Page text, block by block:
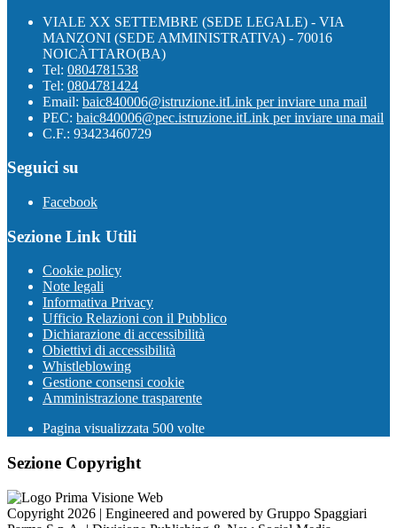
VIALE XX SETTEMBRE (SEDE LEGALE) - VIA
MANZONI (SEDE AMMINISTRATIVA) - 70016
NOICÀTTARO(BA)
Tel: 0804781538
Tel: 0804781424
Email: baic840006@istruzione.itLink per inviare una mail
PEC: baic840006@pec.istruzione.itLink per inviare una mail
C.F.: 93423460729
Seguici su
Facebook
Sezione Link Utili
Cookie policy
Note legali
Informativa Privacy
Ufficio Relazioni con il Pubblico
Dichiarazione di accessibilità
Obiettivi di accessibilità
Whistleblowing
Gestione consensi cookie
Amministrazione trasparente
Pagina visualizzata 500 volte
Sezione Copyright
Copyright 2026 | Engineered and powered by Gruppo Spaggiari